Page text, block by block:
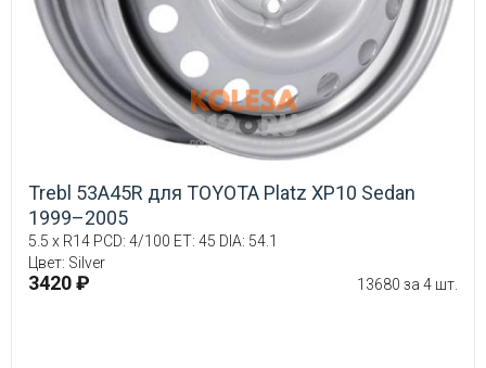
Trebl 53A45R для TOYOTA Platz XP10 Sedan
1999–2005
5.5 x R14 PCD: 4/100 ET: 45 DIA: 54.1
Цвет: Silver
3420 ₽ 13680 за 4 шт.